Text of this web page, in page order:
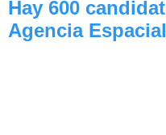
Hay 600
Agencia Espacial